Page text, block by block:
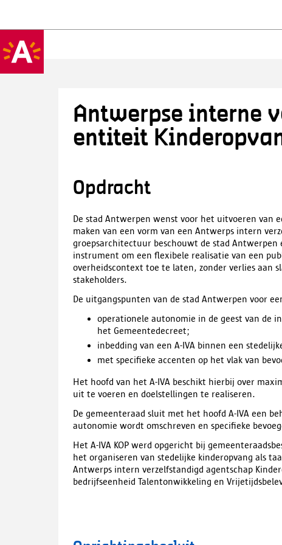
Antwerpse interne
entiteit
Opdracht
De stad Antwerpen wenst voor het uitvoeren van
maken van een vorm van een Antwerps intern
groepsarchitectuur beschouwt de stad
instrument om een flexibele realisatie van een
overheidscontext toe te laten, zonder verlies aan
stakeholders.
De uitgangspunten van de stad Antwerpen voor
operationele autonomie in de geest van de
het Gemeentedecreet;
inbedding van een A-IVA binnen een
met specifieke accenten op het vlak van
Het hoofd van het A-IVA beschikt hierbij over
uit te voeren en doelstellingen te realiseren.
De gemeenteraad sluit met het hoofd A-IVA een
autonomie wordt omschreven en specifieke
Het A-IVA KOP werd opgericht bij
het organiseren van stedelijke kinderopvang als
Antwerps intern verzelfstandigd agentschap
bedrijfseenheid Talentonwikkeling en